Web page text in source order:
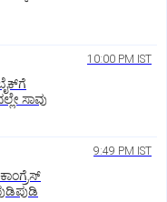
10:00 PM IST
ಸಾವು
9:49 PM IST